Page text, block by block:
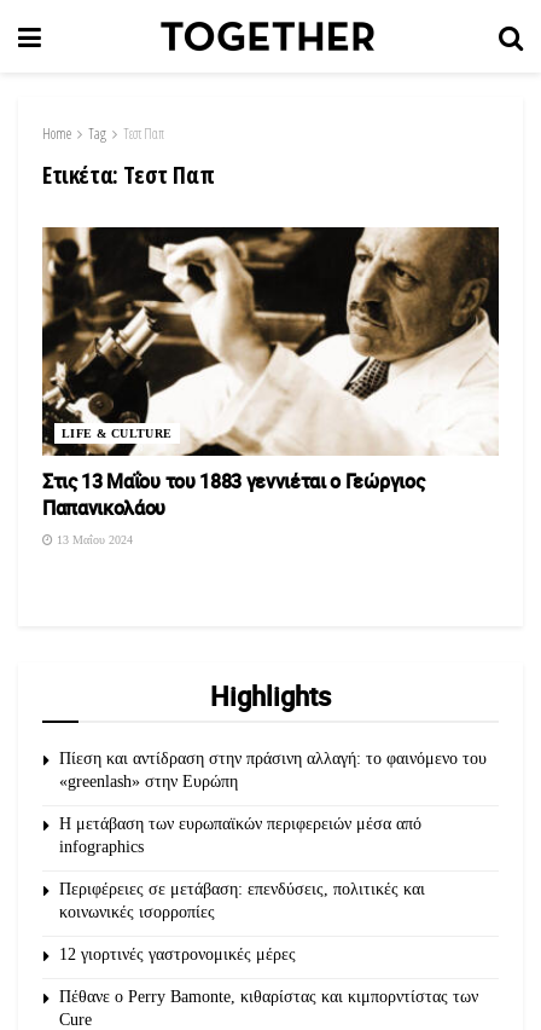
Home Tag Τεστ Παπ
Ετικέτα: Τεστ Παπ
LIFE & CULTURE
Στις 13 Μαΐου του 1883 γεννιέται o Γεώργιος
Παπανικολάου
13 Μαΐου 2024
Highlights
Πίεση και αντίδραση στην πράσινη αλλαγή: το φαινόμενο του
«greenlash» στην Ευρώπη
Η μετάβαση των ευρωπαϊκών περιφερειών μέσα από
infographics
Περιφέρειες σε μετάβαση: επενδύσεις, πολιτικές και
κοινωνικές ισορροπίες
12 γιορτινές γαστρονομικές μέρες
Πέθανε ο Perry Bamonte, κιθαρίστας και κιμπορντίστας των
Cure